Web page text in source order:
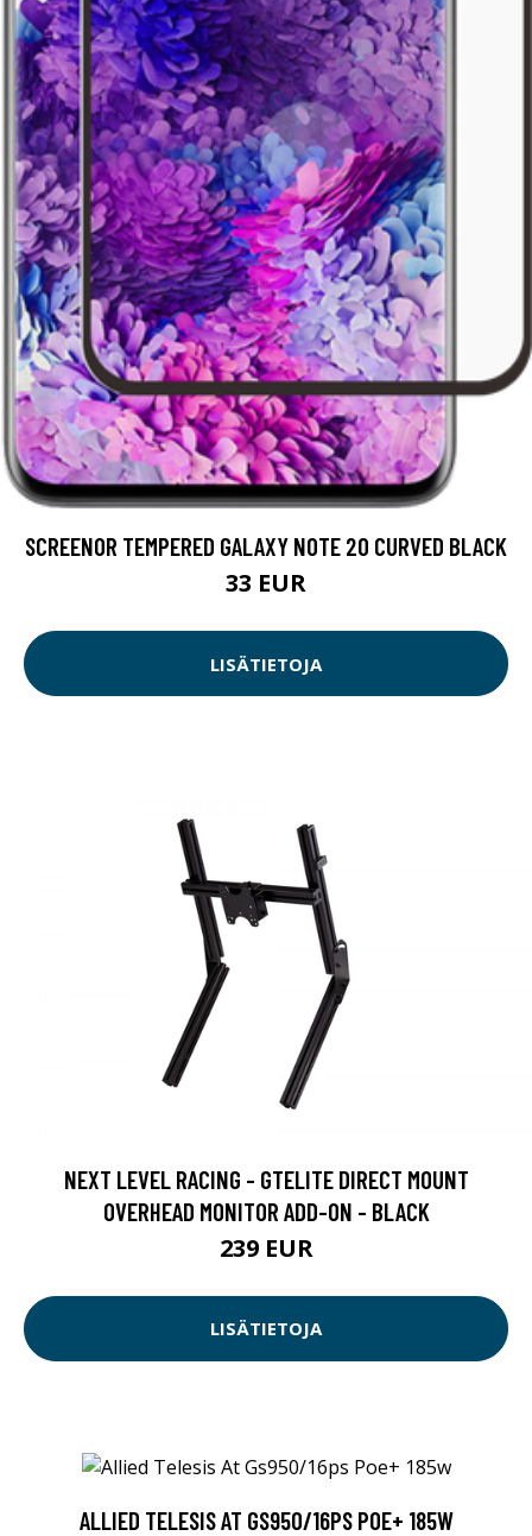
SCREENOR TEMPERED GALAXY NOTE 20 CURVED BLACK
33 EUR
LISÄTIETOJA
NEXT LEVEL RACING - GTELITE DIRECT MOUNT
OVERHEAD MONITOR ADD-ON - BLACK
239 EUR
LISÄTIETOJA
ALLIED TELESIS AT GS950/16PS POE+ 185W